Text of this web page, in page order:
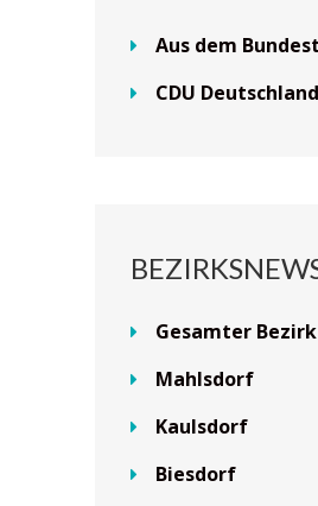
Aus dem
CDU
Gesamter Bezirk
Mahlsdorf
Kaulsdorf
Biesdorf